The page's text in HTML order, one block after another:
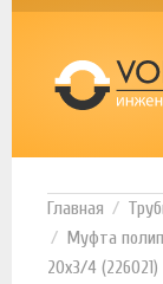
Муфта
20х3/4 (226021)